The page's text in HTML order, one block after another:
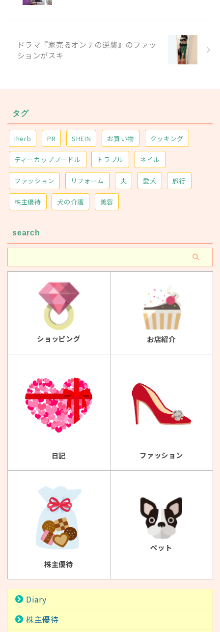
ドラマ『家売るオンナの逆襲』のファッ
ションがスキ
タグ
iherb PR SHEIN お買い物 クッキング
ティーカッププードル トラブル ネイル
ファッション リフォーム 夫 愛犬 旅行
株主優待 犬の介護 美容
search
ショッピング お店紹介
日記 ファッション
株主優待
ペット
Diary
株主優待